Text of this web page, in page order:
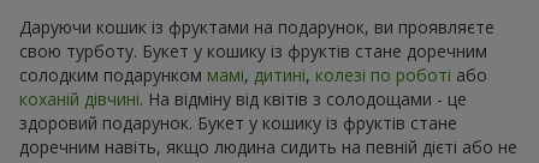
Даруючи кошик із фруктами на подарунок, ви проявляєте
свою турботу. Букет у кошику із фруктів стане доречним
солодким подарунком мамі, дитині, колезі по роботі або
коханій дівчині. На відміну від квітів з солодощами - це
здоровий подарунок. Букет у кошику із фруктів стане
доречним навіть, якщо людина сидить на певній дієті або не